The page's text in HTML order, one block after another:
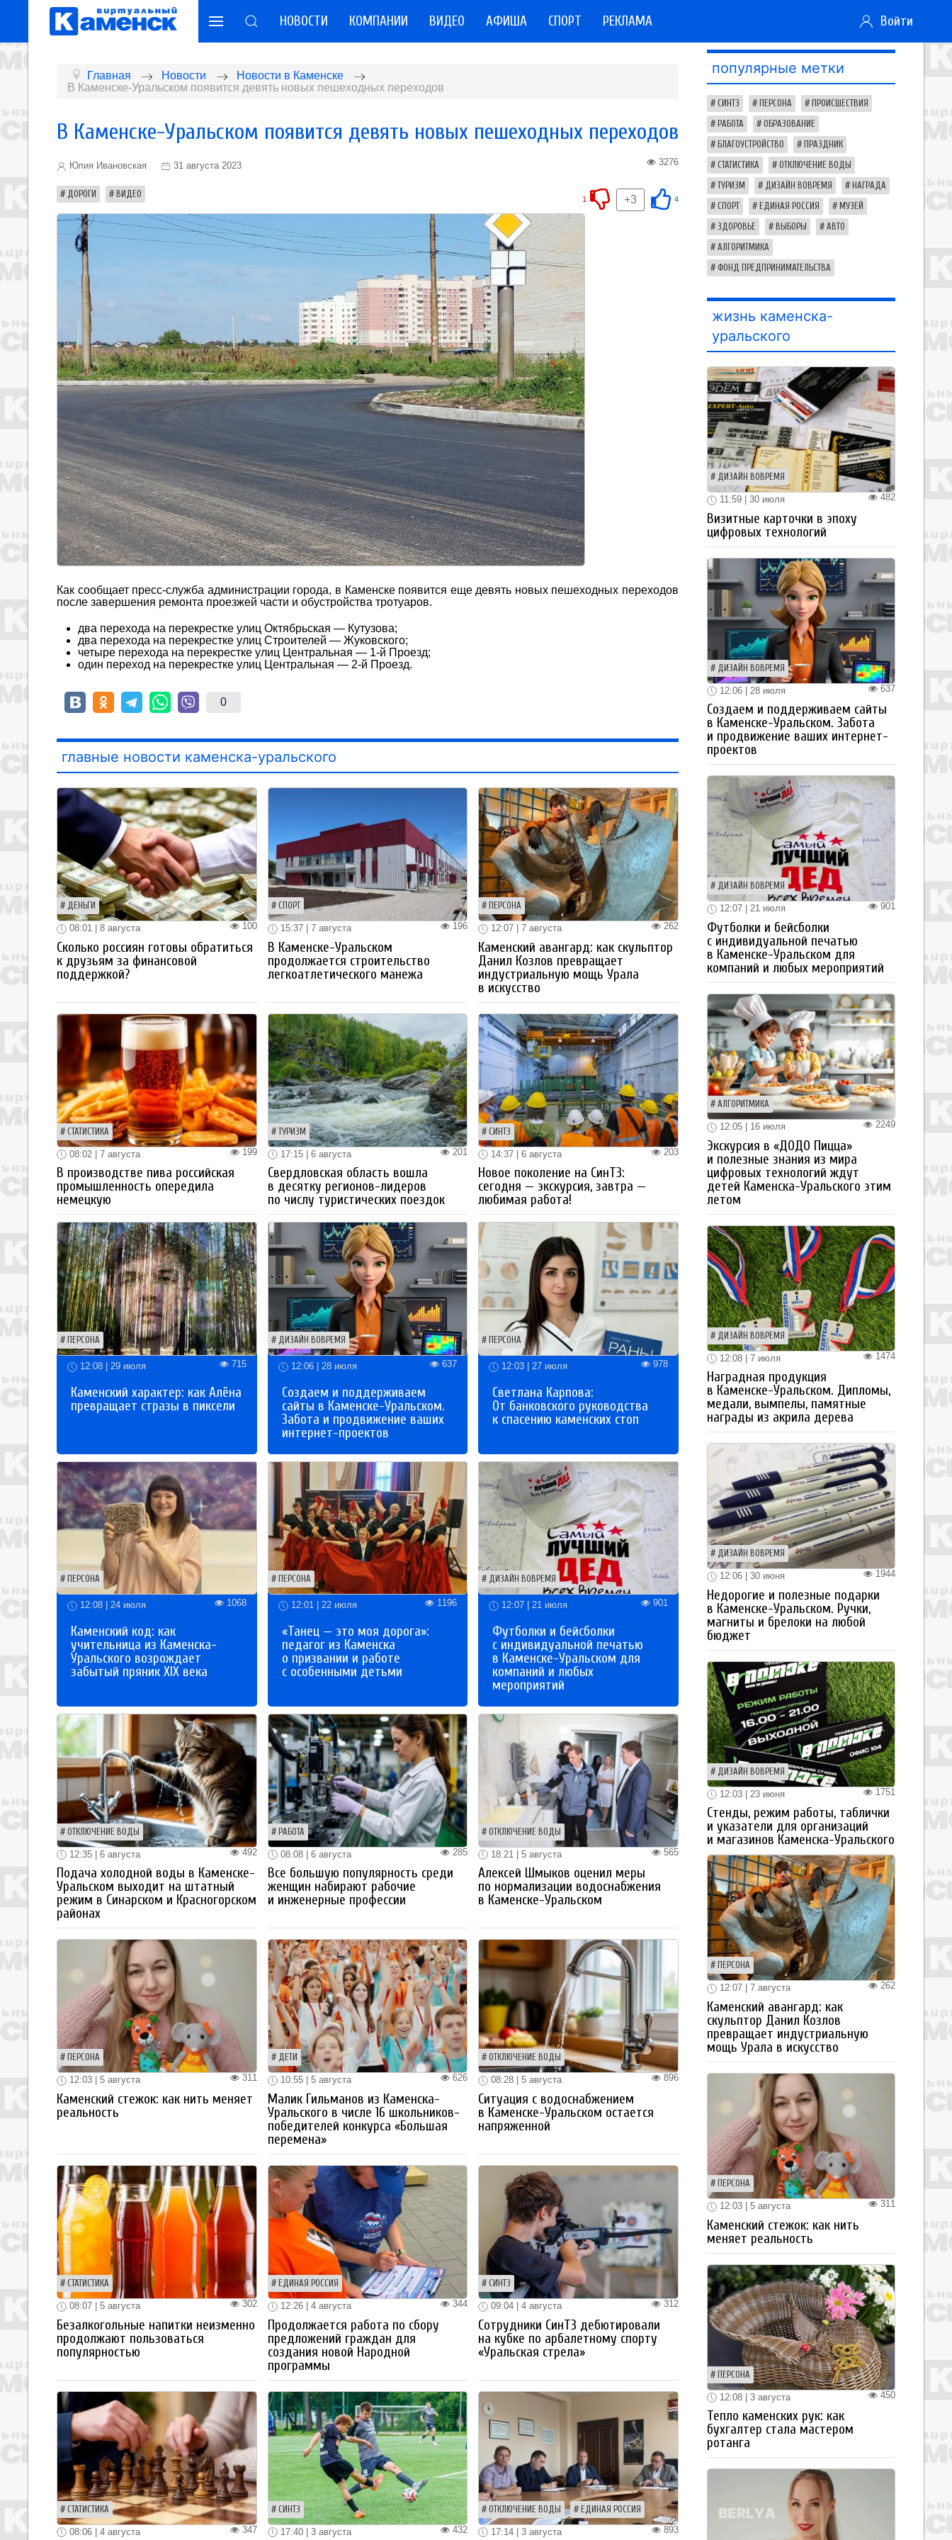
НОВОСТИ КОМПАНИИ ВИДЕО АФИША СПОРТ РЕКЛАМА Войти
Главная Новости
Новости в Каменске
В Каменске-Уральском появится девять новых пешеходных переходов
В Каменске-Уральском появится девять новых пешеходных переходов
Юлия Ивановская 31 августа 2023 3276
ДОРОГИ ВИДЕО 4
+3
1
Как сообщает пресс-служба администрации города, в Каменске появится еще девять новых пешеходных переходов
после завершения ремонта проезжей части и обустройства тротуаров.
два перехода на перекрестке улиц Октябрьская — Кутузова;
два перехода на перекрестке улиц Строителей — Жуковского;
четыре перехода на перекрестке улиц Центральная — 1-й Проезд;
один переход на перекрестке улиц Центральная — 2-й Проезд.
0
главные новости каменска-уральского
ДЕНЬГИ
100
08:01 | 8 августа
Сколько россиян готовы обратиться
к друзьям за финансовой
поддержкой?
СПОРТ
196
15:37 | 7 августа
В Каменске-Уральском
продолжается строительство
легкоатлетического манежа
ПЕРСОНА
262
12:07 | 7 августа
Каменский авангард: как скульптор
Данил Козлов превращает
индустриальную мощь Урала
в искусство
СТАТИСТИКА
199
08:02 | 7 августа
В производстве пива российская
промышленность опередила
немецкую
ТУРИЗМ
201
17:15 | 6 августа
Свердловская область вошла
в десятку регионов-лидеров
по числу туристических поездок
СИНТЗ
203
14:37 | 6 августа
Новое поколение на СинТЗ:
сегодня — экскурсия, завтра —
любимая работа!
ПЕРСОНА
12:08 | 29 июля 715
Каменский характер: как Алёна
превращает стразы в пиксели
ДИЗАЙН ВОВРЕМЯ
12:06 | 28 июля 637
Создаем и поддерживаем
сайты в Каменске-Уральском.
Забота и продвижение ваших
интернет-проектов
ПЕРСОНА
12:03 | 27 июля 978
Светлана Карпова:
От банковского руководства
к спасению каменских стоп
ПЕРСОНА
12:08 | 24 июля 1068
Каменский код: как
учительница из Каменска-
Уральского возрождает
забытый пряник XIX века
ПЕРСОНА
12:01 | 22 июля 1196
«Танец — это моя дорога»:
педагог из Каменска
о призвании и работе
с особенными детьми
ДИЗАЙН ВОВРЕМЯ
12:07 | 21 июля 901
Футболки и бейсболки
с индивидуальной печатью
в Каменске-Уральском для
компаний и любых
мероприятий
ОТКЛЮЧЕНИЕ ВОДЫ
492
12:35 | 6 августа
Подача холодной воды в Каменске-
Уральском выходит на штатный
режим в Синарском и Красногорском
районах
РАБОТА
285
08:08 | 6 августа
Все большую популярность среди
женщин набирают рабочие
и инженерные профессии
ОТКЛЮЧЕНИЕ ВОДЫ
565
18:21 | 5 августа
Алексей Шмыков оценил меры
по нормализации водоснабжения
в Каменске-Уральском
ПЕРСОНА
311
12:03 | 5 августа
Каменский стежок: как нить меняет
реальность
ДЕТИ
626
10:55 | 5 августа
Малик Гильманов из Каменска-
Уральского в числе 16 школьников-
победителей конкурса «Большая
перемена»
ОТКЛЮЧЕНИЕ ВОДЫ
896
08:28 | 5 августа
Ситуация с водоснабжением
в Каменске-Уральском остается
напряженной
СТАТИСТИКА
302
08:07 | 5 августа
Безалкогольные напитки неизменно
продолжают пользоваться
популярностью
ЕДИНАЯ РОССИЯ
344
12:26 | 4 августа
Продолжается работа по сбору
предложений граждан для
создания новой Народной
программы
СИНТЗ
312
09:04 | 4 августа
Сотрудники СинТЗ дебютировали
на кубке по арбалетному спорту
«Уральская стрела»
СТАТИСТИКА
347
08:06 | 4 августа
СИНТЗ
432
17:40 | 3 августа
ОТКЛЮЧЕНИЕ ВОДЫ ЕДИНАЯ РОССИЯ
893
17:14 | 3 августа
популярные метки
СИНТЗ ПЕРСОНА ПРОИСШЕСТВИЯ
РАБОТА ОБРАЗОВАНИЕ
БЛАГОУСТРОЙСТВО ПРАЗДНИК
СТАТИСТИКА ОТКЛЮЧЕНИЕ ВОДЫ
ТУРИЗМ ДИЗАЙН ВОВРЕМЯ НАГРАДА
СПОРТ ЕДИНАЯ РОССИЯ МУЗЕЙ
ЗДОРОВЬЕ ВЫБОРЫ АВТО
АЛГОРИТМИКА
ФОНД ПРЕДПРИНИМАТЕЛЬСТВА
жизнь каменска-
уральского
ДИЗАЙН ВОВРЕМЯ
482
11:59 | 30 июля
Визитные карточки в эпоху
цифровых технологий
ДИЗАЙН ВОВРЕМЯ
637
12:06 | 28 июля
Создаем и поддерживаем сайты
в Каменске-Уральском. Забота
и продвижение ваших интернет-
проектов
ДИЗАЙН ВОВРЕМЯ
901
12:07 | 21 июля
Футболки и бейсболки
с индивидуальной печатью
в Каменске-Уральском для
компаний и любых мероприятий
АЛГОРИТМИКА
2249
12:05 | 16 июля
Экскурсия в «ДОДО Пицца»
и полезные знания из мира
цифровых технологий ждут
детей Каменска-Уральского этим
летом
ДИЗАЙН ВОВРЕМЯ
1474
12:08 | 7 июля
Наградная продукция
в Каменске-Уральском. Дипломы,
медали, вымпелы, памятные
награды из акрила дерева
ДИЗАЙН ВОВРЕМЯ
1944
12:06 | 30 июня
Недорогие и полезные подарки
в Каменске-Уральском. Ручки,
магниты и брелоки на любой
бюджет
ДИЗАЙН ВОВРЕМЯ
1751
12:03 | 23 июня
Стенды, режим работы, таблички
и указатели для организаций
и магазинов Каменска-Уральского
ПЕРСОНА
262
12:07 | 7 августа
Каменский авангард: как
скульптор Данил Козлов
превращает индустриальную
мощь Урала в искусство
ПЕРСОНА
311
12:03 | 5 августа
Каменский стежок: как нить
меняет реальность
ПЕРСОНА
450
12:08 | 3 августа
Тепло каменских рук: как
бухгалтер стала мастером
ротанга